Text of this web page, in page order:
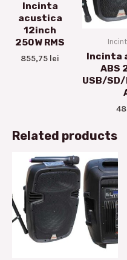
Incinta
acustica
12inch
250W RMS
855,75 lei
Incinta
ABS
USB/
Related products